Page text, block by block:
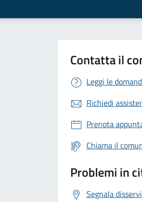
Contatta il
Leggi le
Richiedi
Prenota
Chiama il
Problemi in
Segnala